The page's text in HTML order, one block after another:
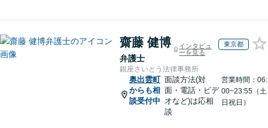
齋藤 健博
弁護士
インタビュ
ーを見る
東京都
銀座さいとう法律事務所
奥出雲町
からも相
談受付中
面談方法(対
面・電話・ビデ
オなど)は応相
談
営業時間：06:
00~23:55（土
日祝日）